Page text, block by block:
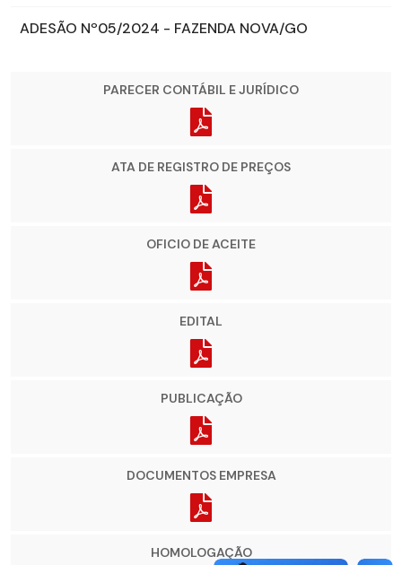
ADESÃO Nº05/2024 - FAZENDA NOVA/GO
PARECER CONTÁBIL E JURÍDICO
ATA DE REGISTRO DE PREÇOS
OFICIO DE ACEITE
EDITAL
PUBLICAÇÃO
DOCUMENTOS EMPRESA
HOMOLOGAÇÃO